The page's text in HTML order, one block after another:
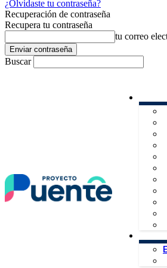
¿Olvidaste tu contraseña?
Recuperación de contraseña
Recupera tu contraseña
tu correo
Buscar